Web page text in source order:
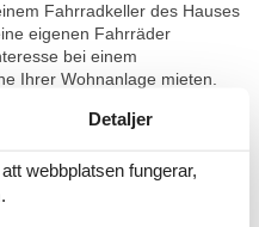
Fahrradkeller des Hauses
eigenen Fahrräder
bei einem
Ihrer Wohnanlage mieten.
unserer nichtrauchenden
- vielen Dank für Ihr
o.g. Vorgaben
Buchung) sind ausschließlich
Detaljer
webbplatsen fungerar,